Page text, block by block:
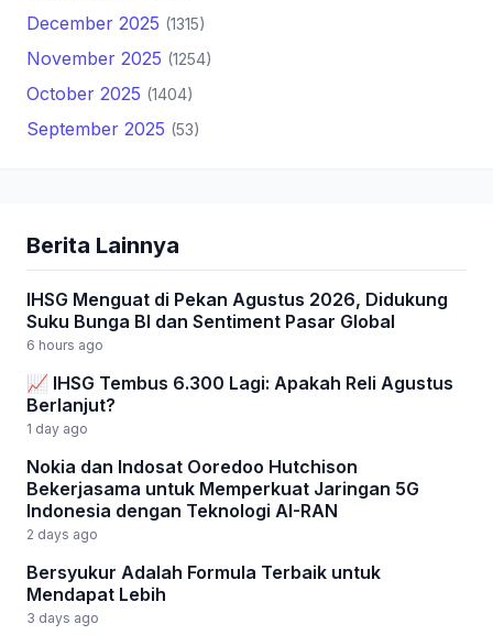
December 2025 (1315)
November 2025 (1254)
October 2025 (1404)
September 2025 (53)
Berita Lainnya
IHSG Menguat di Pekan Agustus 2026, Didukung
Suku Bunga BI dan Sentiment Pasar Global
6 hours ago
📈 IHSG Tembus 6.300 Lagi: Apakah Reli Agustus
Berlanjut?
1 day ago
Nokia dan Indosat Ooredoo Hutchison
Bekerjasama untuk Memperkuat Jaringan 5G
Indonesia dengan Teknologi AI-RAN
2 days ago
Bersyukur Adalah Formula Terbaik untuk
Mendapat Lebih
3 days ago